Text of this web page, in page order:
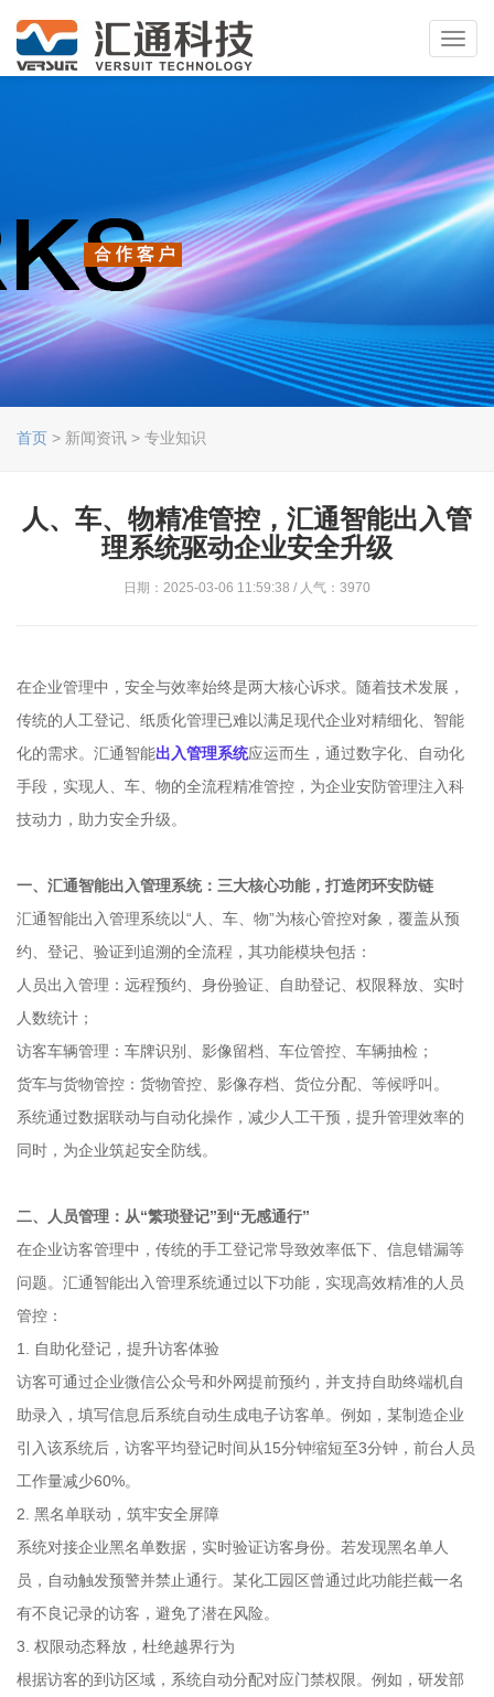
首页 > 新闻资讯 > 专业知识
人、车、物精准管控，汇通智能出入管
理系统驱动企业安全升级
日期：2025-03-06 11:59:38 / 人气：3970
在企业管理中，安全与效率始终是两大核心诉求。随着技术发展，
传统的人工登记、纸质化管理已难以满足现代企业对精细化、智能
化的需求。汇通智能出入管理系统应运而生，通过数字化、自动化
手段，实现人、车、物的全流程精准管控，为企业安防管理注入科
技动力，助力安全升级。
一、汇通智能出入管理系统：三大核心功能，打造闭环安防链
汇通智能出入管理系统以“人、车、物”为核心管控对象，覆盖从预
约、登记、验证到追溯的全流程，其功能模块包括：
人员出入管理：远程预约、身份验证、自助登记、权限释放、实时
人数统计；
访客车辆管理：车牌识别、影像留档、车位管控、车辆抽检；
货车与货物管控：货物管控、影像存档、货位分配、等候呼叫。
系统通过数据联动与自动化操作，减少人工干预，提升管理效率的
同时，为企业筑起安全防线。
二、人员管理：从“繁琐登记”到“无感通行”
在企业访客管理中，传统的手工登记常导致效率低下、信息错漏等
问题。汇通智能出入管理系统通过以下功能，实现高效精准的人员
管控：
1. 自助化登记，提升访客体验
访客可通过企业微信公众号和外网提前预约，并支持自助终端机自
助录入，填写信息后系统自动生成电子访客单。例如，某制造企业
引入该系统后，访客平均登记时间从15分钟缩短至3分钟，前台人员
工作量减少60%。
2. 黑名单联动，筑牢安全屏障
系统对接企业黑名单数据，实时验证访客身份。若发现黑名单人
员，自动触发预警并禁止通行。某化工园区曾通过此功能拦截一名
有不良记录的访客，避免了潜在风险。
3. 权限动态释放，杜绝越界行为
根据访客的到访区域，系统自动分配对应门禁权限。例如，研发部